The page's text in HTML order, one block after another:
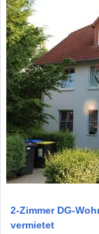
2-Zimmer DG-
vermietet